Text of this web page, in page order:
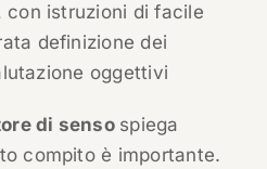
con istruzioni di facile
definizione dei
oggettivi
di senso spiega
compito è importante.